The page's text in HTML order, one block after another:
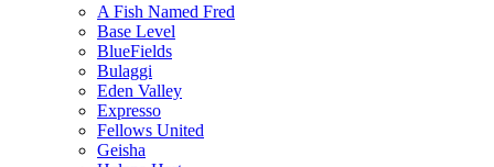
A Fish Named Fred
Base Level
BlueFields
Bulaggi
Eden Valley
Expresso
Fellows United
Geisha